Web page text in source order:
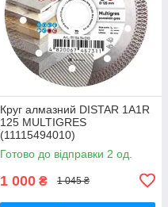
Круг алмазний DISTAR 1A1R
125 MULTIGRES
(11115494010)
Готово до відправки 2 од.
1 000 ₴ 1 045 ₴